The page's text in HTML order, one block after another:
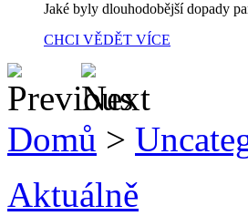
Jaké byly dlouhodobější dopady
CHCI VĚDĚT VÍCE
Domů >
Aktuálně